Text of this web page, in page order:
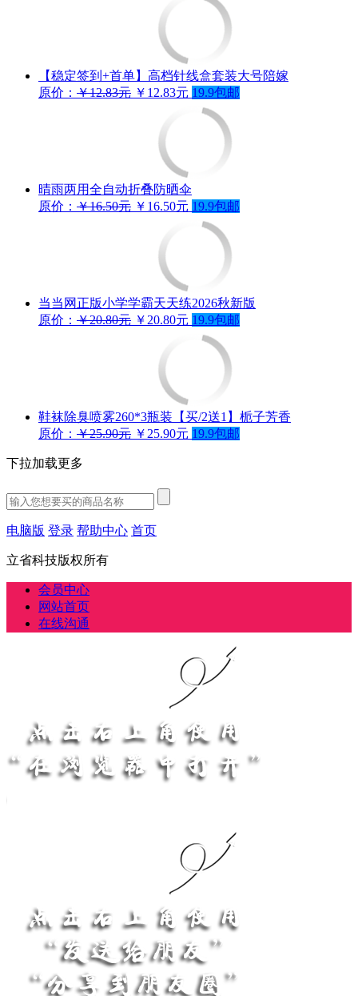
【稳定签到+首单】高档针线盒套装大号陪嫁
原价： ￥12.83元 ￥12.83元 19.9包邮
晴雨两用全自动折叠防晒伞
原价： ￥16.50元 ￥16.50元 19.9包邮
当当网正版小学学霸天天练2026秋新版
原价： ￥20.80元 ￥20.80元 19.9包邮
鞋袜除臭喷雾260*3瓶装【买/2送1】栀子芳香
原价： ￥25.90元 ￥25.90元 19.9包邮
下拉加载更多
电脑版 登录 帮助中心 首页
立省科技版权所有
会员中心
网站首页
在线沟通